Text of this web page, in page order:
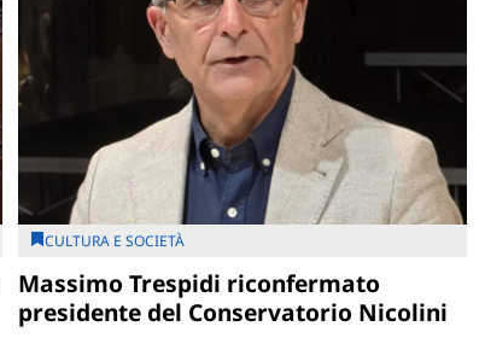
CULTURA E SOCIETÀ
Massimo Trespidi riconfermato
presidente del Conservatorio Nicolini